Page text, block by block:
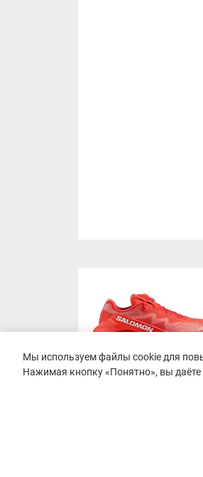
Мы используем файлы cookie для
Нажимая кнопку «Понятно», вы